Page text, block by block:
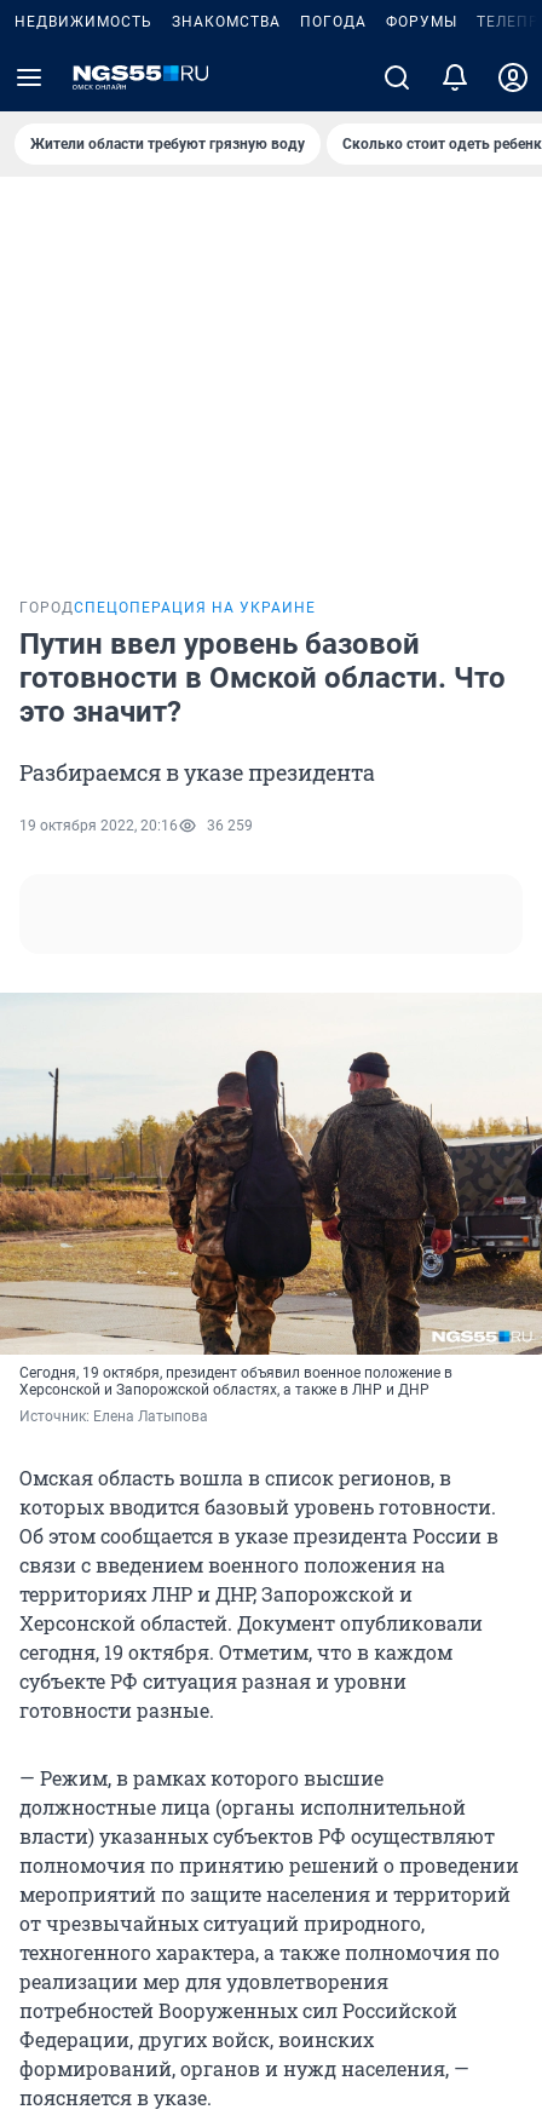
НЕДВИЖИМОСТЬ ЗНАКОМСТВА ПОГОДА ФОРУМЫ
Жители области требуют грязную воду Сколько стоит одеть
ГОРОДСПЕЦОПЕРАЦИЯ НА УКРАИНЕ
Путин ввел уровень базовой
готовности в Омской области. Что
это значит?
Разбираемся в указе президента
19 октября 2022, 20:16 36 259
Сегодня, 19 октября, президент объявил военное положение в
Херсонской и Запорожской областях, а также в ЛНР и ДНР
Источник: Елена Латыпова
Омская область вошла в список регионов, в
которых вводится базовый уровень готовности.
Об этом сообщается в указе президента России в
связи с введением военного положения на
территориях ЛНР и ДНР, Запорожской и
Херсонской областей. Документ опубликовали
сегодня, 19 октября. Отметим, что в каждом
субъекте РФ ситуация разная и уровни
готовности разные.
— Режим, в рамках которого высшие
должностные лица (органы исполнительной
власти) указанных субъектов РФ осуществляют
полномочия по принятию решений о проведении
мероприятий по защите населения и территорий
от чрезвычайных ситуаций природного,
техногенного характера, а также полномочия по
реализации мер для удовлетворения
потребностей Вооруженных сил Российской
Федерации, других войск, воинских
формирований, органов и нужд населения, —
поясняется в указе.